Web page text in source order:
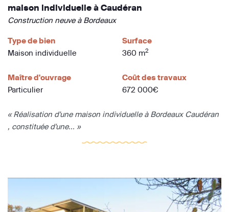
maison individuelle à Caudéran
Construction neuve à Bordeaux
Type de bien
Maison individuelle
Surface
360 m2
Maître d'ouvrage
Particulier
Coût des travaux
672 000€
« Réalisation d'une maison individuelle à Bordeaux Caudéran
, constituée d'une... »